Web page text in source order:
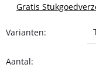
Gratis
Varianten:
Aantal: